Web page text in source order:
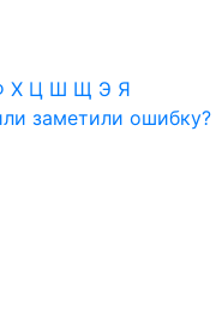
Х Ц Ш Щ Э Я
заметили ошибку?